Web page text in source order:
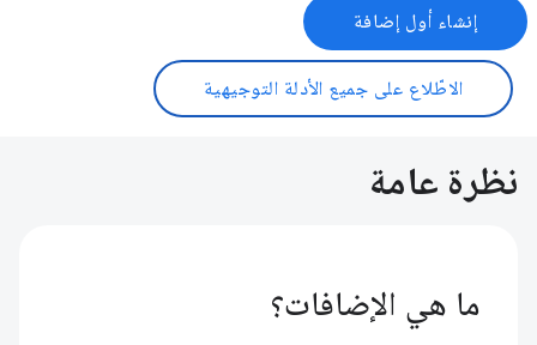
إنشاء أول إضافة
الاطّلاع على جميع الأدلة التوجيهية
نظرة عامة
ما هي الإضافات؟